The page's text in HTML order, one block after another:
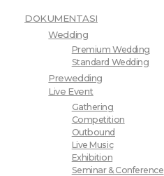
DOKUMENTASI
Wedding
Premium Wedding
Standard Wedding
Prewedding
Live Event
Gathering
Competition
Outbound
Live Music
Exhibition
Seminar & Conference